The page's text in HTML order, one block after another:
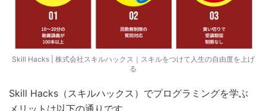
Skill Hacks | 株式会社スキルハックス｜スキルをつけて人生の自由度を上げ
る
Skill Hacks（スキルハックス）でプログラミングを学ぶ